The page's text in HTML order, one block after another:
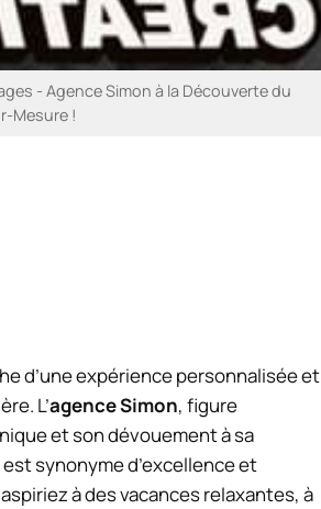
- Agence Simon à la Découverte du
Mesure !
d’une expérience personnalisée et
L’agence Simon, figure
et son dévouement à sa
synonyme d’excellence et
à des vacances relaxantes, à